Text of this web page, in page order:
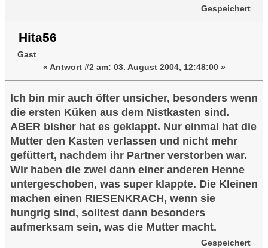
Gespeichert
Hita56
Gast
« Antwort #2 am: 03. August 2004, 12:48:00 »
Ich bin mir auch öfter unsicher, besonders wenn
die ersten Küken aus dem Nistkasten sind.
ABER bisher hat es geklappt. Nur einmal hat die
Mutter den Kasten verlassen und nicht mehr
gefüttert, nachdem ihr Partner verstorben war.
Wir haben die zwei dann einer anderen Henne
untergeschoben, was super klappte. Die Kleinen
machen einen RIESENKRACH, wenn sie
hungrig sind, solltest dann besonders
aufmerksam sein, was die Mutter macht.
Gespeichert